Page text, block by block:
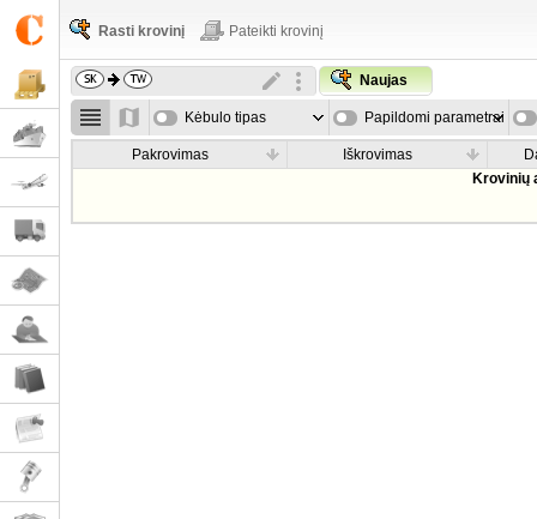
Rasti krovinį Pateikti krovinį
Naujas
Kėbulo tipas Papildomi parametrai
Pakrovimas Iškrovimas
Krovinių